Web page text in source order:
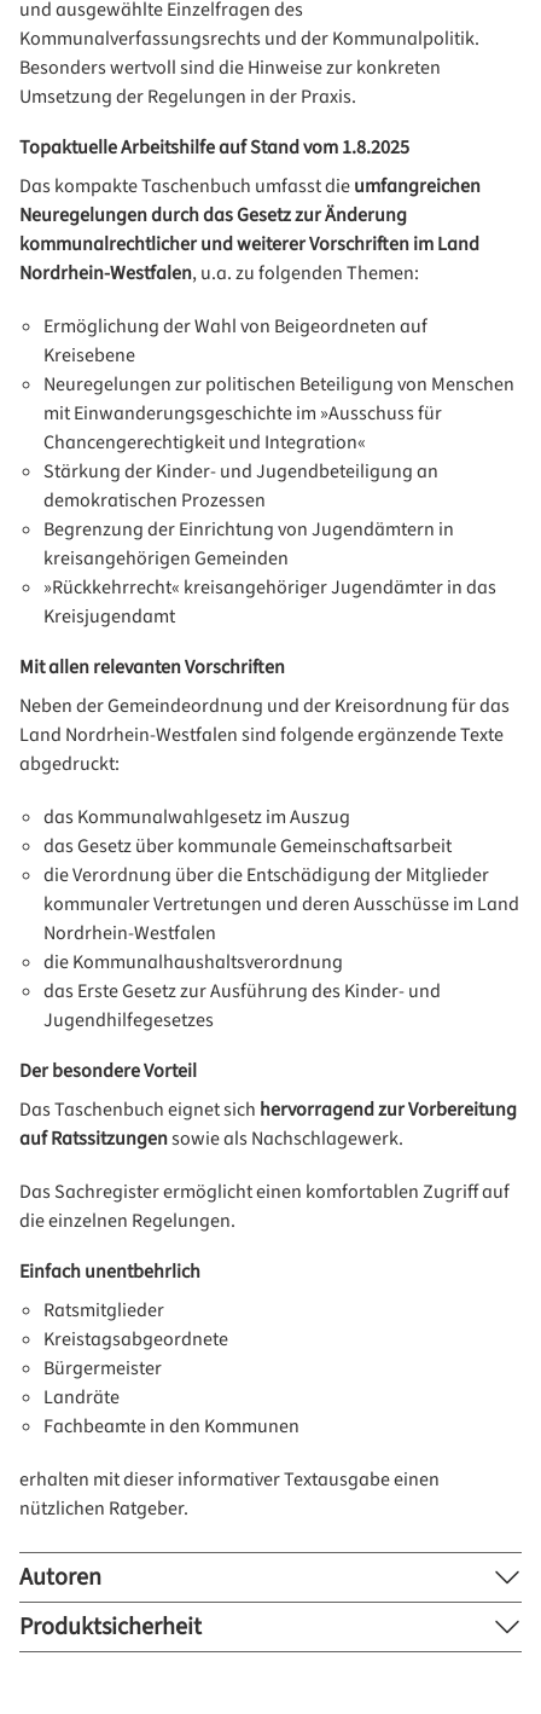
und ausgewählte Einzelfragen des
Kommunalverfassungsrechts und der Kommunalpolitik.
Besonders wertvoll sind die Hinweise zur konkreten
Umsetzung der Regelungen in der Praxis.
Topaktuelle Arbeitshilfe auf Stand vom 1.8.2025
Das kompakte Taschenbuch umfasst dieumfangreichen
Neuregelungen durch das Gesetz zur Änderung
kommunalrechtlicher und weiterer Vorschriften im Land
Nordrhein-Westfalen, u.a. zu folgenden Themen:
Ermöglichung der Wahl von Beigeordneten auf
Kreisebene
Neuregelungen zur politischen Beteiligung von Menschen
mit Einwanderungsgeschichte im »Ausschuss für
Chancengerechtigkeit und Integration«
Stärkung der Kinder- und Jugendbeteiligung an
demokratischen Prozessen
Begrenzung der Einrichtung von Jugendämtern in
kreisangehörigen Gemeinden
»Rückkehrrecht« kreisangehöriger Jugendämter in das
Kreisjugendamt
Mit allen relevanten Vorschriften
Neben der Gemeindeordnung und der Kreisordnung für das
Land Nordrhein-Westfalen sind folgende ergänzende Texte
abgedruckt:
das Kommunalwahlgesetz im Auszug
das Gesetz über kommunale Gemeinschaftsarbeit
die Verordnung über die Entschädigung der Mitglieder
kommunaler Vertretungen und deren Ausschüsse im Land
Nordrhein-Westfalen
die Kommunalhaushaltsverordnung
das Erste Gesetz zur Ausführung des Kinder- und
Jugendhilfegesetzes
Der besondere Vorteil
Das Taschenbuch eignet sich hervorragend zur Vorbereitung
auf Ratssitzungensowie als Nachschlagewerk.
Das Sachregister ermöglicht einen komfortablen Zugriff auf
die einzelnen Regelungen.
Einfach unentbehrlich
Ratsmitglieder
Kreistagsabgeordnete
Bürgermeister
Landräte
Fachbeamte in den Kommunen
erhalten mit dieser informativer Textausgabe einen
nützlichen Ratgeber.
Autoren
Produktsicherheit